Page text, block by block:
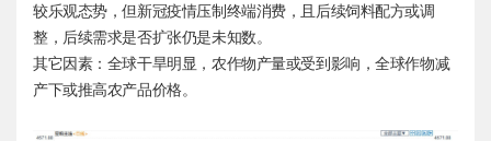
较乐观态势，但新冠疫情压制终端消费，且后续饲料配方或调
整，后续需求是否扩张仍是未知数。
其它因素：全球干旱明显，农作物产量或受到影响，全球作物减
产下或推高农产品价格。